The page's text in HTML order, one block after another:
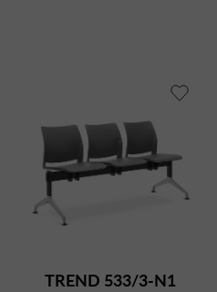
TREND 533/3-N1